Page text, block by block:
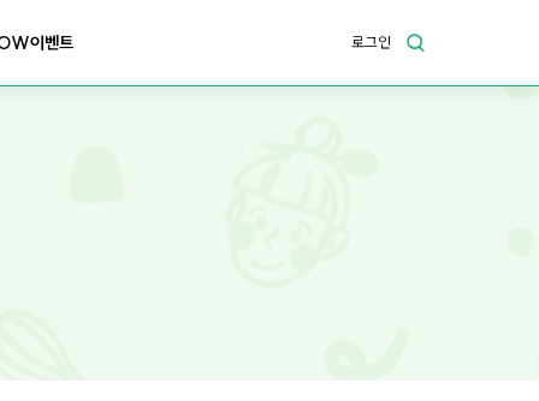
이벤트 로그인